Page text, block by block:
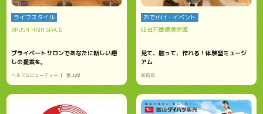
ライフスタイル
BRUSH HAIR SPACE
プライベートサロンであなたに新しい癒
しの提案を。
ヘルス＆ビューティー 富山県
おでかけ・イベント
仙台万華鏡美術館
見て、触って、作れる！体験型ミュージ
アム
宮城県